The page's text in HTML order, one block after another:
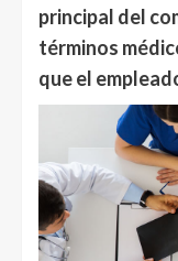
principal del
términos
que el